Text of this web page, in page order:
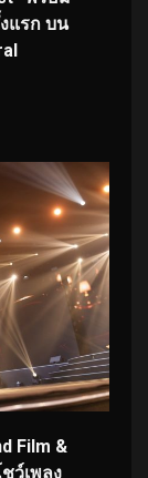
แรก บน
Film &
ว์เพลง